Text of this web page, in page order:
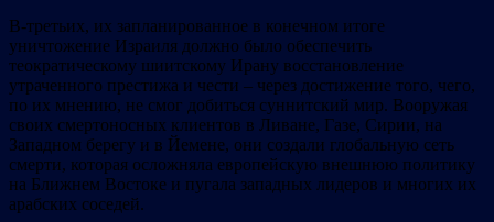
В-третьих, их запланированное в конечном итоге
уничтожение Израиля должно было обеспечить
теократическому шиитскому Ирану восстановление
утраченного престижа и чести – через достижение того, чего,
по их мнению, не смог добиться суннитский мир. Вооружая
своих смертоносных клиентов в Ливане, Газе, Сирии, на
Западном берегу и в Йемене, они создали глобальную сеть
смерти, которая осложняла европейскую внешнюю политику
на Ближнем Востоке и пугала западных лидеров и многих их
арабских соседей.